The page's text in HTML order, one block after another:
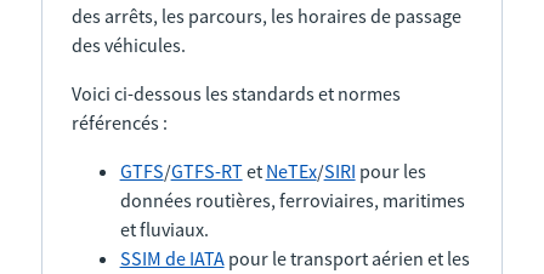
des arrêts, les parcours, les horaires de passage
des véhicules.
Voici ci-dessous les standards et normes
référencés :
GTFS/GTFS-RTet NeTEx/SIRI pour les
données routières, ferroviaires, maritimes
et fluviaux.
SSIM de IATApour le transport aérien et les